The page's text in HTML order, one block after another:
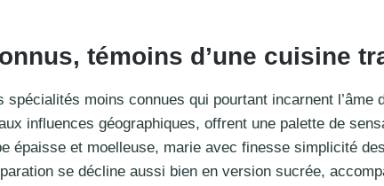
témoins d’une cuisine
moins connues qui pourtant incarnent l’âme
influences géographiques, offrent une palette de
épaisse et moelleuse, marie avec finesse simplicité
se décline aussi bien en version sucrée,